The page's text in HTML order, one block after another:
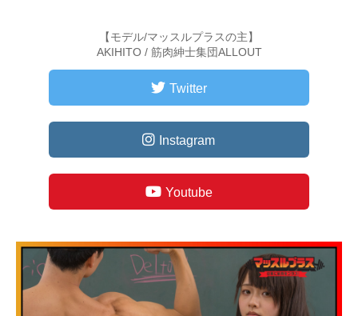
【モデル/マッスルプラスの主】
AKIHITO / 筋肉紳士集団ALLOUT
Twitter
Instagram
Youtube